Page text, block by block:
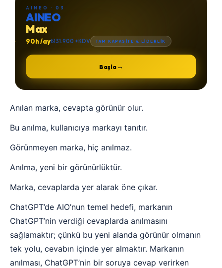
AINEO · 03
AINEO
Max
90h /ay₺131.900 +KDV TAM KAPASİTE & LİDERLİK
Başla→
Anılan marka, cevapta görünür olur.
Bu anılma, kullanıcıya markayı tanıtır.
Görünmeyen marka, hiç anılmaz.
Anılma, yeni bir görünürlüktür.
Marka, cevaplarda yer alarak öne çıkar.
ChatGPT’de AIO’nun temel hedefi, markanın
ChatGPT’nin verdiği cevaplarda anılmasını
sağlamaktır; çünkü bu yeni alanda görünür olmanın
tek yolu, cevabın içinde yer almaktır. Markanın
anılması, ChatGPT’nin bir soruya cevap verirken